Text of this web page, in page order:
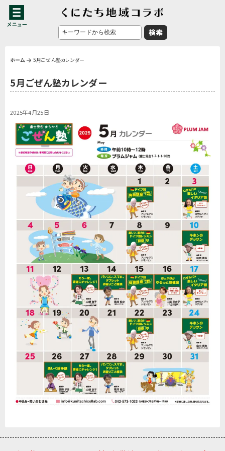
ホーム 5月ごぜん塾カレンダー
5月ごぜん塾カレンダー
2025年4月25日